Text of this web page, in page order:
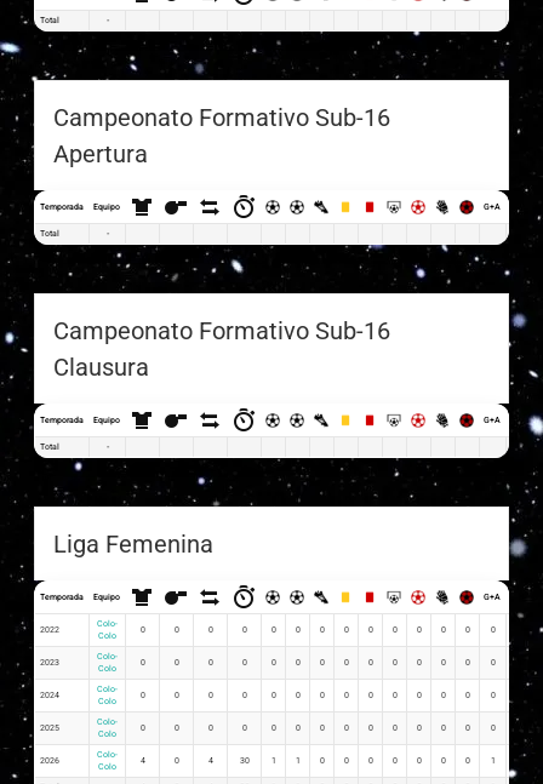
Total -
Campeonato Formativo Sub-16
Apertura
Temporada Equipo G+A
Total -
Campeonato Formativo Sub-16
Clausura
Temporada Equipo G+A G x PJ
Total -
Liga Femenina
Temporada Equipo G+A
2022
Colo-
Colo
0 0 0 0 0 0 0 0 0 0 0 0 0 0
2023
Colo-
Colo
0 0 0 0 0 0 0 0 0 0 0 0 0 0
2024
Colo-
Colo
0 0 0 0 0 0 0 0 0 0 0 0 0 0
2025
Colo-
Colo
0 0 0 0 0 0 0 0 0 0 0 0 0 0
2026
Colo-
Colo
4 0 4 30 1 1 0 0 0 0 0 0 0 1 0.25